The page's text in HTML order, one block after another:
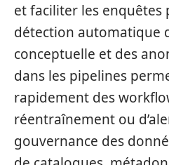
et faciliter les enquêtes
détection automatique
conceptuelle et des
dans les pipelines
rapidement des
réentraînement ou
gouvernance des